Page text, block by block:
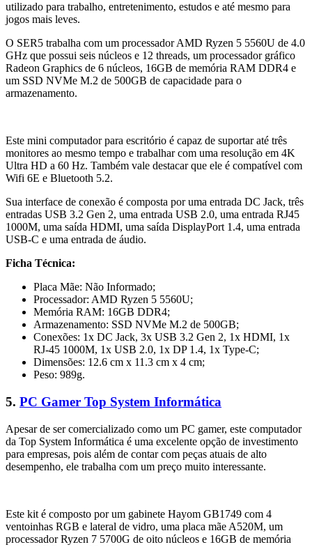
utilizado para trabalho, entretenimento, estudos e até mesmo para
jogos mais leves.
O SER5 trabalha com um processador AMD Ryzen 5 5560U de 4.0
GHz que possui seis núcleos e 12 threads, um processador gráfico
Radeon Graphics de 6 núcleos, 16GB de memória RAM DDR4 e
um SSD NVMe M.2 de 500GB de capacidade para o
armazenamento.
Este mini computador para escritório é capaz de suportar até três
monitores ao mesmo tempo e trabalhar com uma resolução em 4K
Ultra HD a 60 Hz. Também vale destacar que ele é compatível com
Wifi 6E e Bluetooth 5.2.
Sua interface de conexão é composta por uma entrada DC Jack, três
entradas USB 3.2 Gen 2, uma entrada USB 2.0, uma entrada RJ45
1000M, uma saída HDMI, uma saída DisplayPort 1.4, uma entrada
USB-C e uma entrada de áudio.
Ficha Técnica:
Placa Mãe: Não Informado;
Processador: AMD Ryzen 5 5560U;
Memória RAM: 16GB DDR4;
Armazenamento: SSD NVMe M.2 de 500GB;
Conexões: 1x DC Jack, 3x USB 3.2 Gen 2, 1x HDMI, 1x
RJ-45 1000M, 1x USB 2.0, 1x DP 1.4, 1x Type-C;
Dimensões: 12.6 cm x 11.3 cm x 4 cm;
Peso: 989g.
5. PC Gamer Top System Informática
Apesar de ser comercializado como um PC gamer, este computador
da Top System Informática é uma excelente opção de investimento
para empresas, pois além de contar com peças atuais de alto
desempenho, ele trabalha com um preço muito interessante.
Este kit é composto por um gabinete Hayom GB1749 com 4
ventoinhas RGB e lateral de vidro, uma placa mãe A520M, um
processador Ryzen 7 5700G de oito núcleos e 16GB de memória